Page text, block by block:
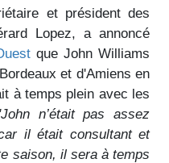
et président des
Lopez, a annoncé
que John Williams
et d'Amiens en
à temps plein avec les
n’était pas assez
il était consultant et
saison, il sera à temps